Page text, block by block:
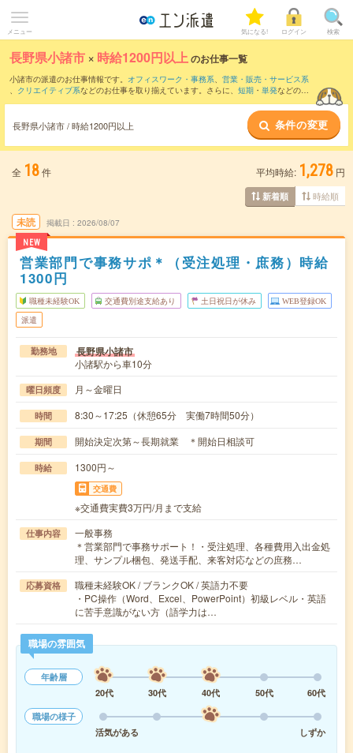
メニュー 気になる! ログイン 検索
長野県小諸市 × 時給1200円以上のお仕事一覧
小諸市の派遣のお仕事情報です。 オフィスワーク・事務系、 営業・販売・サービス系
、 クリエイティブ系などのお仕事を取り揃えています。さらに、 短期 ・ 単発などの期
長野県小諸市 / 時給1200円以上 条件の変更
全 18件 平均時給: 1,278 円
新着順 時給順
未読
NEW
掲載日 2026/08/07
営業部門で事務サポ＊（受注処理・庶務）時給
1300円
職種未経験OK 交通費別途支給あり 土日祝日が休み WEB登録OK
派遣
勤務地 長野県小諸市
小諸駅から車10分
曜日頻度 月～金曜日
時間 8:30～17:25（休憩65分 実働7時間50分）
期間 開始決定次第～長期就業 ＊開始日相談可
時給 1300円～
交通費
※交通費実費3万円/月まで支給
仕事内容
一般事務
＊営業部門で事務サポート！・受注処理、各種費用入出金処
理、サンプル梱包、発送手配、来客対応などの庶務…
応募資格
職種未経験OK / ブランクOK / 英語力不要
・PC操作（Word、Excel、PowerPoint）初級レベル・英語
に苦手意識がない方（語学力は…
職場の雰囲気
年齢層
20代
30代 40代 50代
60代
職場の様子
活気がある
しずか